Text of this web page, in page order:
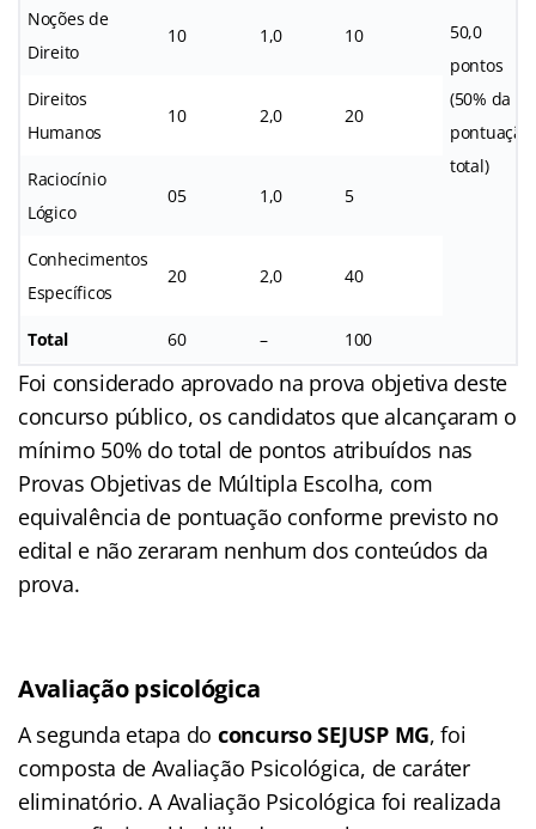
50,0
pontos
(50% da
pontuação
total)
Noções de
Direito
10 1,0 10
Direitos
Humanos
10 2,0 20
Raciocínio
Lógico
05 1,0 5
Conhecimentos
Específicos
20 2,0 40
Total 60 – 100
Foi considerado aprovado na prova objetiva deste
concurso público, os candidatos que alcançaram o
mínimo 50% do total de pontos atribuídos nas
Provas Objetivas de Múltipla Escolha, com
equivalência de pontuação conforme previsto no
edital e não zeraram nenhum dos conteúdos da
prova.
Avaliação psicológica
A segunda etapa do concurso SEJUSP MG, foi
composta de Avaliação Psicológica, de caráter
eliminatório. A Avaliação Psicológica foi realizada